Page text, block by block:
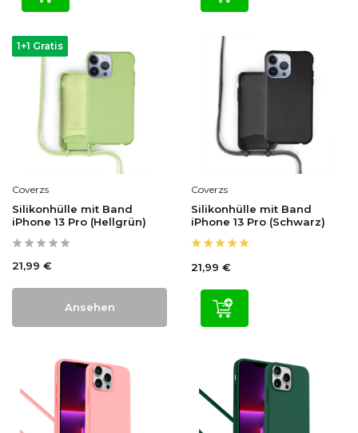
1+1 Gratis
Coverzs
Silikonhülle mit Band
iPhone 13 Pro (Hellgrün)
21,99 €
Ansehen
Coverzs
Silikonhülle mit Band
iPhone 13 Pro (Schwarz)
21,99 €